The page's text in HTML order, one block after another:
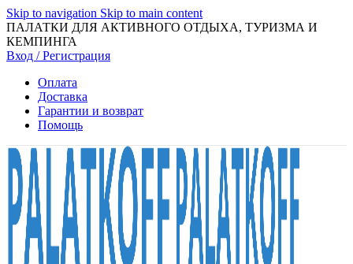
Skip to navigation Skip to main content
ПАЛАТКИ ДЛЯ АКТИВНОГО ОТДЫХА, ТУРИЗМА И
КЕМПИНГА
Вход / Регистрация
Оплата
Доставка
Гарантии и возврат
Помощь